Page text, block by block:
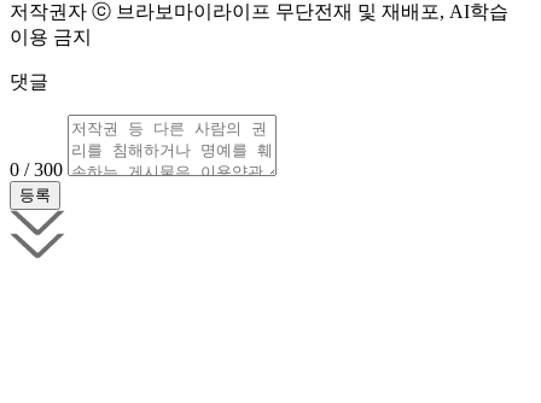
저작권자 ⓒ 브라보마이라이프 무단전재 및 재배포, AI학습
이용 금지
댓글
0 / 300